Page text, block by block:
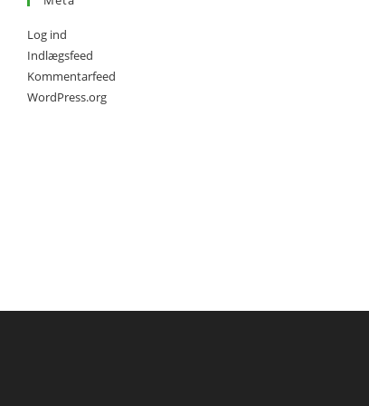
Log ind
Indlægsfeed
Kommentarfeed
WordPress.org